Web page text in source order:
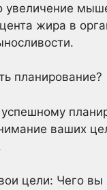
увеличение
жира в
планирование?
ваших
цели: Чего вы